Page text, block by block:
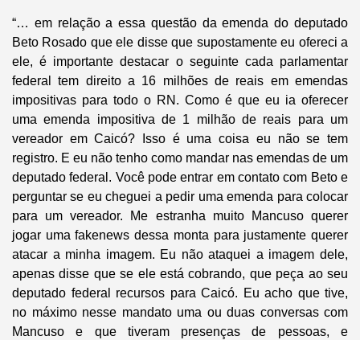
“… em relação a essa questão da emenda do deputado
Beto Rosado que ele disse que supostamente eu ofereci a
ele, é importante destacar o seguinte cada parlamentar
federal tem direito a 16 milhões de reais em emendas
impositivas para todo o RN. Como é que eu ia oferecer
uma emenda impositiva de 1 milhão de reais para um
vereador em Caicó? Isso é uma coisa eu não se tem
registro. E eu não tenho como mandar nas emendas de um
deputado federal. Você pode entrar em contato com Beto e
perguntar se eu cheguei a pedir uma emenda para colocar
para um vereador. Me estranha muito Mancuso querer
jogar uma fakenews dessa monta para justamente querer
atacar a minha imagem. Eu não ataquei a imagem dele,
apenas disse que se ele está cobrando, que peça ao seu
deputado federal recursos para Caicó. Eu acho que tive,
no máximo nesse mandato uma ou duas conversas com
Mancuso e que tiveram presenças de pessoas, e